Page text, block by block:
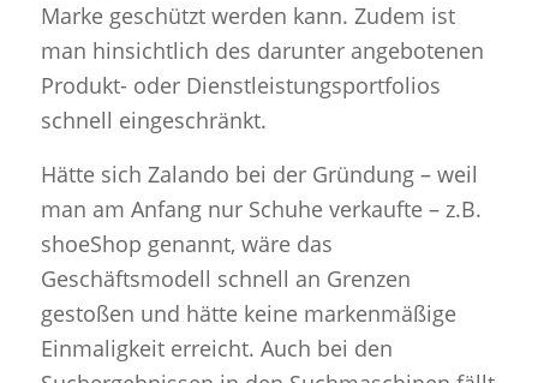
Marke geschützt werden kann. Zudem ist
man hinsichtlich des darunter angebotenen
Produkt- oder Dienstleistungsportfolios
schnell eingeschränkt.
Hätte sich Zalando bei der Gründung – weil
man am Anfang nur Schuhe verkaufte – z.B.
shoeShop genannt, wäre das
Geschäftsmodell schnell an Grenzen
gestoßen und hätte keine markenmäßige
Einmaligkeit erreicht. Auch bei den